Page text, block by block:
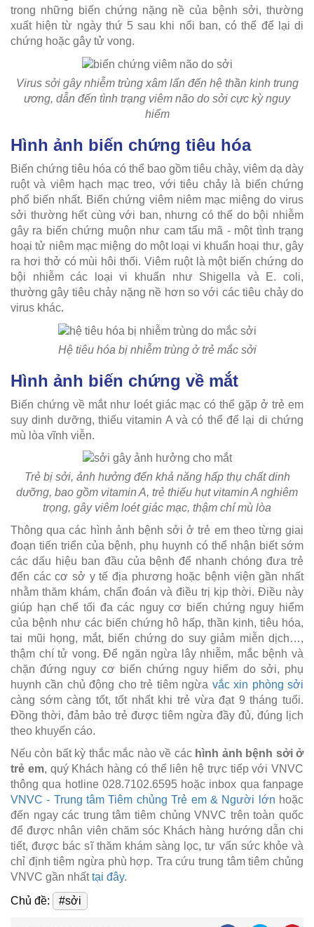
trong những biến chứng nặng nề của bệnh sởi, thường
xuất hiện từ ngày thứ 5 sau khi nổi ban, có thể để lại di
chứng hoặc gây tử vong.
Virus sởi gây nhiễm trùng xâm lấn đến hệ thần kinh trung
ương, dẫn đến tình trạng viêm não do sởi cực kỳ nguy
hiểm
Hình ảnh biến chứng tiêu hóa
Biến chứng tiêu hóa có thể bao gồm tiêu chảy, viêm dạ dày
ruột và viêm hạch mạc treo, với tiêu chảy là biến chứng
phổ biến nhất. Biến chứng viêm niêm mạc miệng do virus
sởi thường hết cùng với ban, nhưng có thể do bội nhiễm
gây ra biến chứng muộn như cam tẩu mã - một tình trạng
hoại tử niêm mạc miệng do một loại vi khuẩn hoại thư, gây
ra hơi thở có mùi hôi thối. Viêm ruột là một biến chứng do
bội nhiễm các loại vi khuẩn như Shigella và E. coli,
thường gây tiêu chảy nặng nề hơn so với các tiêu chảy do
virus khác.
Hệ tiêu hóa bị nhiễm trùng ở trẻ mắc sởi
Hình ảnh biến chứng về mắt
Biến chứng về mắt như loét giác mạc có thể gặp ở trẻ em
suy dinh dưỡng, thiếu vitamin A và có thể để lại di chứng
mù lòa vĩnh viễn.
Trẻ bị sởi, ảnh hưởng đến khả năng hấp thụ chất dinh
dưỡng, bao gồm vitamin A, trẻ thiếu hụt vitamin A nghiêm
trọng, gây viêm loét giác mạc, thậm chí mù lòa
Thông qua các hình ảnh bệnh sởi ở trẻ em theo từng giai
đoạn tiến triển của bệnh, phụ huynh có thể nhận biết sớm
các dấu hiệu ban đầu của bệnh để nhanh chóng đưa trẻ
đến các cơ sở y tế địa phương hoặc bệnh viện gần nhất
nhằm thăm khám, chẩn đoán và điều trị kịp thời. Điều này
giúp hạn chế tối đa các nguy cơ biến chứng nguy hiểm
của bệnh như các biến chứng hô hấp, thần kinh, tiêu hóa,
tai mũi họng, mắt, biến chứng do suy giảm miễn dịch…,
thậm chí tử vong. Để ngăn ngừa lây nhiễm, mắc bệnh và
chặn đứng nguy cơ biến chứng nguy hiểm do sởi, phụ
huynh cần chủ động cho trẻ tiêm ngừa vắc xin phòng sởi
càng sớm càng tốt, tốt nhất khi trẻ vừa đạt 9 tháng tuổi.
Đồng thời, đảm bảo trẻ được tiêm ngừa đầy đủ, đúng lịch
theo khuyến cáo.
Nếu còn bất kỳ thắc mắc nào về các hình ảnh bệnh sởi ở
trẻ em, quý Khách hàng có thể liên hệ trực tiếp với VNVC
thông qua hotline 028.7102.6595 hoặc inbox qua fanpage
VNVC - Trung tâm Tiêm chủng Trẻ em & Người lớn hoặc
đến ngay các trung tâm tiêm chủng VNVC trên toàn quốc
để được nhân viên chăm sóc Khách hàng hướng dẫn chi
tiết, được bác sĩ thăm khám sàng lọc, tư vấn sức khỏe và
chỉ định tiêm ngừa phù hợp. Tra cứu trung tâm tiêm chủng
VNVC gần nhấttại đây.
Chủ đề:
#sởi